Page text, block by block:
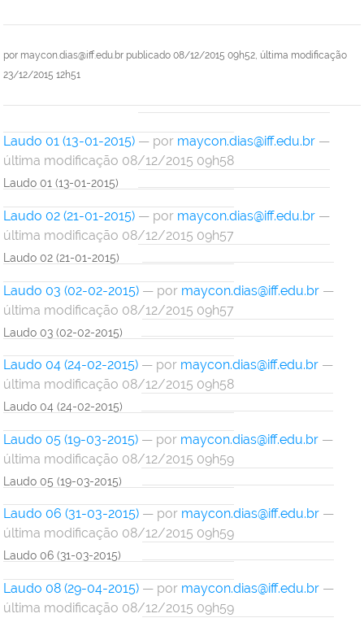
por maycon.dias@iff.edu.br publicado 08/12/2015 09h52, última modificação
23/12/2015 12h51
Laudo 01 (13-01-2015) — por maycon.dias@iff.edu.br —
última modificação 08/12/2015 09h58
Laudo 01 (13-01-2015)
Laudo 02 (21-01-2015) — por maycon.dias@iff.edu.br —
última modificação 08/12/2015 09h57
Laudo 02 (21-01-2015)
Laudo 03 (02-02-2015) — por maycon.dias@iff.edu.br —
última modificação 08/12/2015 09h57
Laudo 03 (02-02-2015)
Laudo 04 (24-02-2015) — por maycon.dias@iff.edu.br —
última modificação 08/12/2015 09h58
Laudo 04 (24-02-2015)
Laudo 05 (19-03-2015) — por maycon.dias@iff.edu.br —
última modificação 08/12/2015 09h59
Laudo 05 (19-03-2015)
Laudo 06 (31-03-2015) — por maycon.dias@iff.edu.br —
última modificação 08/12/2015 09h59
Laudo 06 (31-03-2015)
Laudo 08 (29-04-2015) — por maycon.dias@iff.edu.br —
última modificação 08/12/2015 09h59